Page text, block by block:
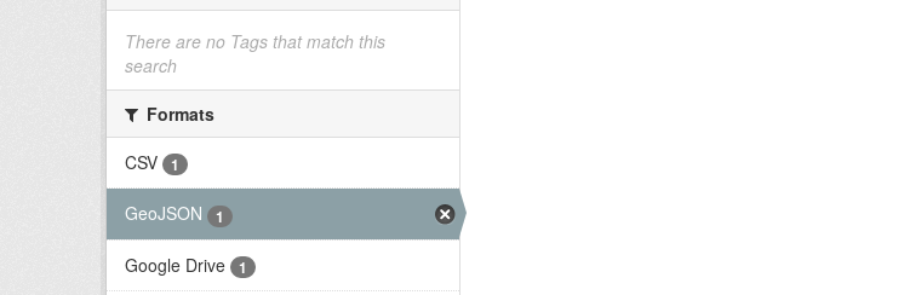
There are no Tags that match this
search
Formats
CSV
1
GeoJSON 1
Google Drive 1